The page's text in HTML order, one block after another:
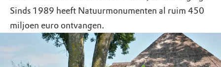
Sinds 1989 heeft Natuurmonumenten al ruim 450
miljoen euro ontvangen.